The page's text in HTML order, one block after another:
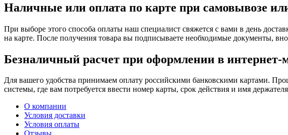
Наличные или оплата по карте при самовывозе
При выборе этого способа оплаты наш специалист свяжется с вами в день
на карте. После получения товара вы подписываете необходимые документы,
Безналичный расчет при оформлении в интернет-
Для вашего удобства принимаем оплату российскими банковскими картами.
системы, где вам потребуется ввести номер карты, срок действия и имя
О компании
Условия доставки
Условия оплаты